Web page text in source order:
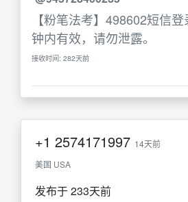
【粉笔法考】498602短信
钟内有效，请勿泄露。
接收时间: 282天前
+1 2574171997 14天前
美国 USA
发布于 233天前